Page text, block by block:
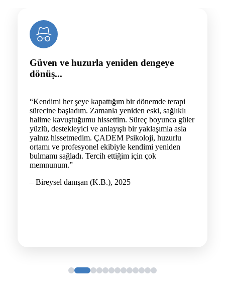
Güven ve huzurla yeniden dengeye
dönüş...
“Kendimi her şeye kapattığım bir dönemde terapi
sürecine başladım. Zamanla yeniden eski, sağlıklı
halime kavuştuğumu hissettim. Süreç boyunca güler
yüzlü, destekleyici ve anlayışlı bir yaklaşımla asla
yalnız hissetmedim. ÇADEM Psikoloji, huzurlu
ortamı ve profesyonel ekibiyle kendimi yeniden
bulmamı sağladı. Tercih ettiğim için çok
memnunum.”
– Bireysel danışan (K.B.), 2025